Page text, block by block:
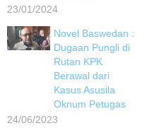
23/01/2024
Novel Baswedan :
Dugaan Pungli di
Rutan KPK
Berawal dari
Kasus Asusila
Oknum Petugas
24/06/2023